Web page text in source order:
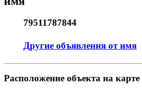
79511787844
Другие объявления от имя
Pасположение объекта на карте